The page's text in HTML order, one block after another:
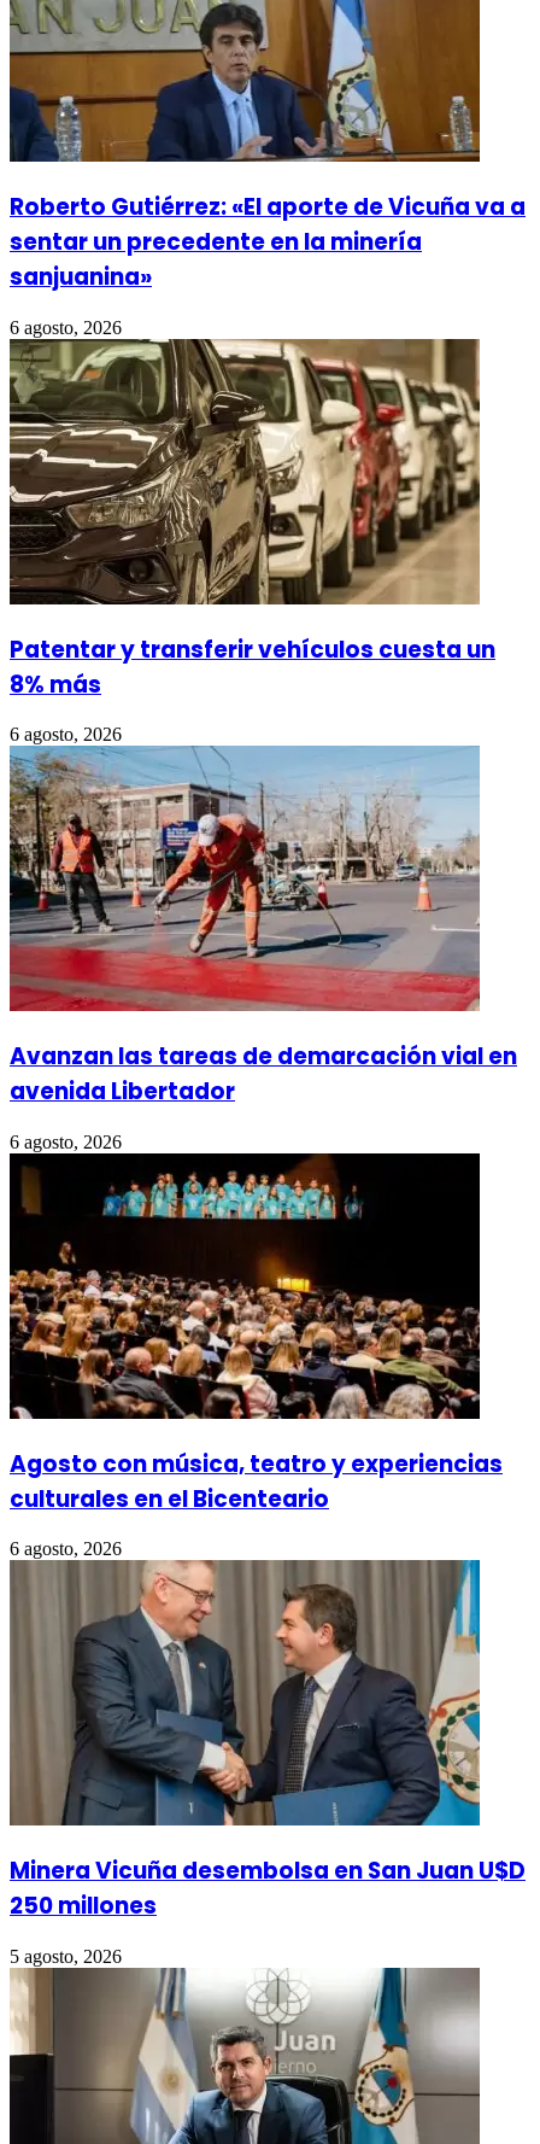
Roberto Gutiérrez: «El aporte de Vicuña va a
sentar un precedente en la minería
sanjuanina»
6 agosto, 2026
Patentar y transferir vehículos cuesta un
8% más
6 agosto, 2026
Avanzan las tareas de demarcación vial en
avenida Libertador
6 agosto, 2026
Agosto con música, teatro y experiencias
culturales en el Bicenteario
6 agosto, 2026
Minera Vicuña desembolsa en San Juan U$D
250 millones
5 agosto, 2026